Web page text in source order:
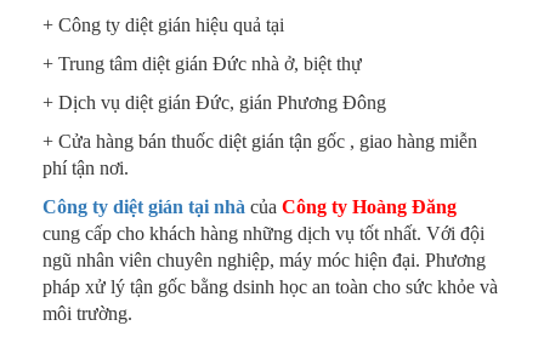
+ Công ty diệt gián hiệu quả tại
+ Trung tâm diệt gián Đức nhà ở, biệt thự
+ Dịch vụ diệt gián Đức, gián Phương Đông
+ Cửa hàng bán thuốc diệt gián tận gốc , giao hàng miễn
phí tận nơi.
Công ty diệt gián tại nhà của Công ty Hoàng Đăng
cung cấp cho khách hàng những dịch vụ tốt nhất. Với đội
ngũ nhân viên chuyên nghiệp, máy móc hiện đại. Phương
pháp xử lý tận gốc bằng dsinh học an toàn cho sức khỏe và
môi trường.